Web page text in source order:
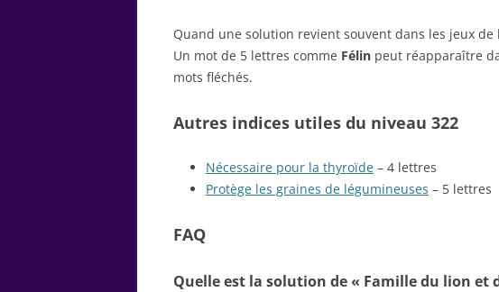
Quand une solution revient souvent dans les jeux
Un mot de 5 lettres comme Félin peut réapparaître
mots fléchés.
Autres indices utiles du niveau 322
Nécessaire pour la thyroïde – 4 lettres
Protège les graines de légumineuses – 5 lettres
FAQ
Quelle est la solution de « Famille du lion et